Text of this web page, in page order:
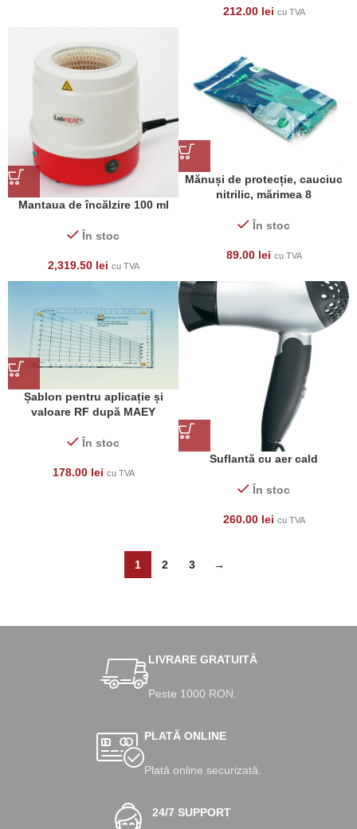
212.00 lei cu TVA
Mantaua de încălzire 100 ml
În stoc
2,319.50 lei cu TVA
Mănuși de protecție, cauciuc
nitrilic, mărimea 8
În stoc
89.00 lei cu TVA
Șablon pentru aplicație și
valoare RF după MAEY
În stoc
178.00 lei cu TVA
Suflantă cu aer cald
În stoc
260.00 lei cu TVA
1 2 3 →
LIVRARE GRATUITĂ
Peste 1000 RON.
PLATĂ ONLINE
Plată online securizată.
24/7 SUPPORT